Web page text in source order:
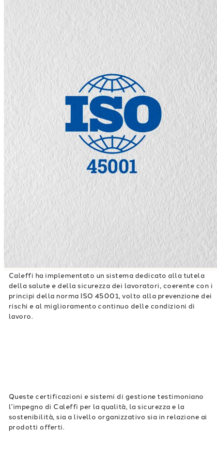
Caleffi ha implementato un sistema dedicato alla tutela
della salute e della sicurezza dei lavoratori, coerente con i
principi della norma ISO 45001, volto alla prevenzione dei
rischi e al miglioramento continuo delle condizioni di
lavoro.
Queste certificazioni e sistemi di gestione testimoniano
l’impegno di Caleffi per la qualità, la sicurezza e la
sostenibilità, sia a livello organizzativo sia in relazione ai
prodotti offerti.